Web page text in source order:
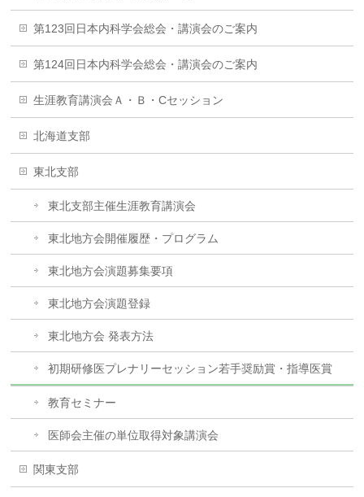
第123回日本内科学会総会・講演会のご案内
第124回日本内科学会総会・講演会のご案内
生涯教育講演会Ａ・Ｂ・Cセッション
北海道支部
東北支部
東北支部主催生涯教育講演会
東北地方会開催履歴・プログラム
東北地方会演題募集要項
東北地方会演題登録
東北地方会 発表方法
初期研修医プレナリーセッション若手奨励賞・指導医賞
教育セミナー
医師会主催の単位取得対象講演会
関東支部